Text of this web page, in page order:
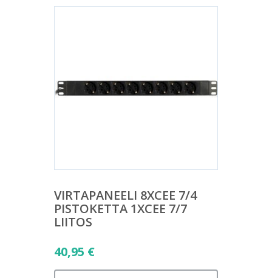
VIRTAPANEELI 8XCEE 7/4
PISTOKETTA 1XCEE 7/7
LIITOS
40,95 €